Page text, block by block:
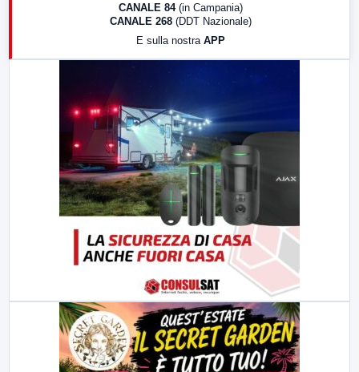
CANALE 84 (in Campania)
CANALE 268 (DDT Nazionale)
E sulla nostra APP